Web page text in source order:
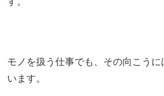
モノを扱う仕事でも、その向こう
います。